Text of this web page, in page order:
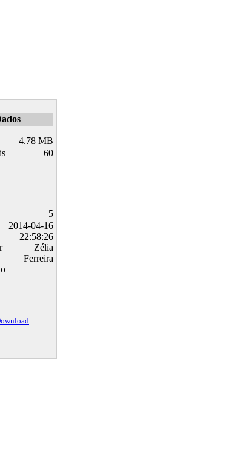
4.78 MB
60
5
2014-04-16
22:58:26
Zélia
Ferreira